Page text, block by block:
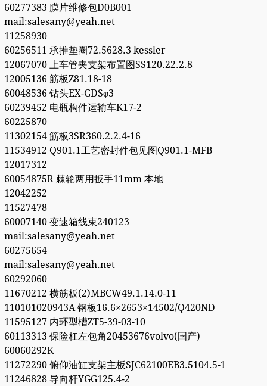
60277383 膜片维修包D0B001
mail:salesany@yeah.net
11258930
60256511 承推垫圈72.5628.3 kessler
12067070 上车管夹支架布置图SS120.22.2.8
12005136 筋板Z81.18-18
60048536 钻头EX-GDSφ3
60239452 电瓶构件运输车K17-2
60225870
11302154 筋板3SR360.2.2.4-16
11534912 Q901.1工艺密封件包见图Q901.1-MFB
12017312
60054875R 棘轮两用扳手11mm 本地
12042252
11527478
60007140 变速箱线束240123
mail:salesany@yeah.net
60275654
mail:salesany@yeah.net
60292060
11670212 横筋板(2)MBCW49.1.14.0-11
110101020943A 钢板16.6×2653×14502/Q420ND
11595127 内环型槽ZT5-39-03-10
60113313 保险杠左包角20453676volvo(国产)
60060292K
11272290 俯仰油缸支架主板SJC62100EB3.5104.5-1
11246828 导向杆YGG125.4-2